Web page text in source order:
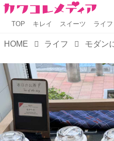
TOP キレイ スイーツ ライフ
HOME ライフ